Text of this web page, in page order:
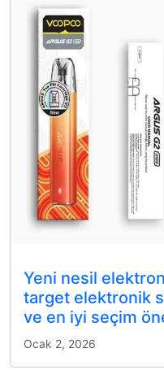
Yeni nesil
target elektronik
ve en iyi seçim
Ocak 2, 2026